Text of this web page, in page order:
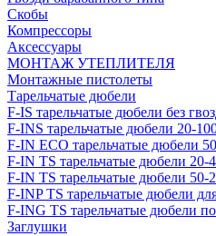
Скобы
Компрессоры
Аксессуары
МОНТАЖ УТЕПЛИТЕЛЯ
Монтажные пистолеты
Тарельчатые дюбели
F-IS тарельчатые дюбели без
F-INS тарельчатые дюбели 20-
F-IN ECO тарельчатые дюбели
F-IN TS тарельчатые дюбели
F-IN TS тарельчатые дюбели
F-INP TS тарельчатые дюбели
F-ING TS тарельчатые дюбели по
Заглушки